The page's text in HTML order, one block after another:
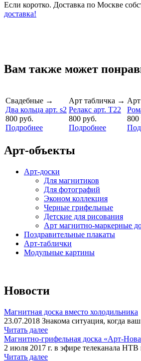
Если коротко. Доставка по Москве
доставка!
Вам также может
Свадебные →
Два кольца арт. s2
800 руб.
Подробнее
Арт табличка →
Релакс арт. T22
800 руб.
Подробнее
Арт
800
Арт-объекты
Арт-доски
Для магнитиков
Для фотографий
Эконом коллекция
Черные грифельные
Детские для рисования
Арт магнитно-маркерные
Поздравительные плакаты
Арт-таблички
Модульные картины
Новости
Магнитная доска вместо холодильника
23.07.2018 Знакома ситуация, когда
Читать далее
Магнитно-грифельная доска «Арт-
2 июля 2017 г. в эфире телеканала НТВ
Читать далее